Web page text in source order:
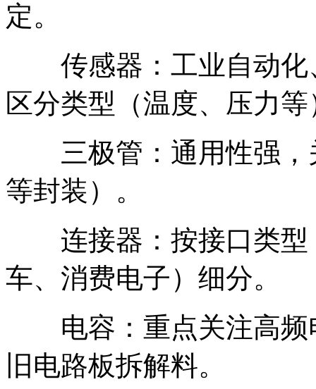
定。
传感器：工业自动化
区分类型（温度、压力等
三极管：通用性强，
等封装）。
连接器：按接口类型
车、消费电子）细分。
电容：重点关注高频
旧电路板拆解料。